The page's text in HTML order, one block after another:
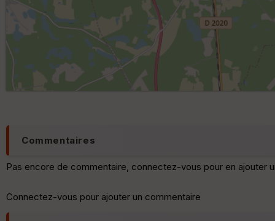
Commentaires
Pas encore de commentaire, connectez-vous pour en ajouter
Connectez-vous pour ajouter un commentaire